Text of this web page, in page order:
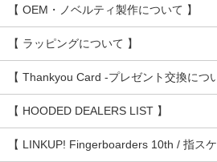
【 OEM・ノベルティ製作について 】
【 ラッピングについて 】
【 Thankyou Card -プレゼント交換につ
【 HOODED DEALERS LIST 】
【 LINKUP! Fingerboarders 10th / 指スケ